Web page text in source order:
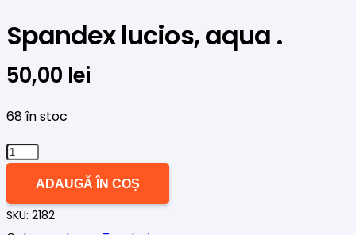
Spandex lucios, aqua .
50,00 lei
68 în stoc
Cantitate
aqua
ADAUGĂ ÎN COȘ
SKU: 2182